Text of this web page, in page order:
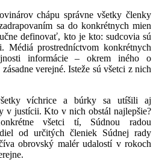
chápu správne všetky členky
sa do konkrétnych mien
definovať, kto je kto: sudcovia sú
Médiá prostredníctvom konkrétnych
informácie – okrem iného o
verejné. Isteže sú všetci z nich
víchrice a búrky sa utíšili aj
v justícii. Kto v nich obstál najlepšie?
všetci tí, Súdnou radou
od určitých členiek Súdnej rady
obrovský malér udalostí v rokoch